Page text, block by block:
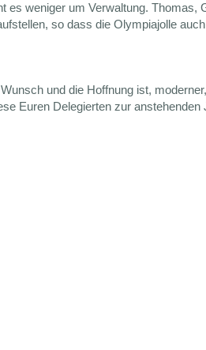
weniger um Verwaltung. Thomas,
so dass die Olympiajolle
und die Hoffnung ist,
Euren Delegierten zur